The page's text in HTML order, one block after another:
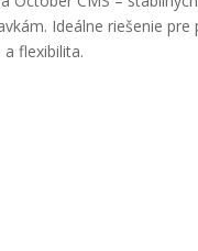
Ideálne riešenie pre
flexibilita.